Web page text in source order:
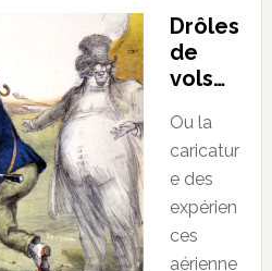
Drôles
de
vols…
Ou la
caricatur
e des
expérien
ces
aérienne